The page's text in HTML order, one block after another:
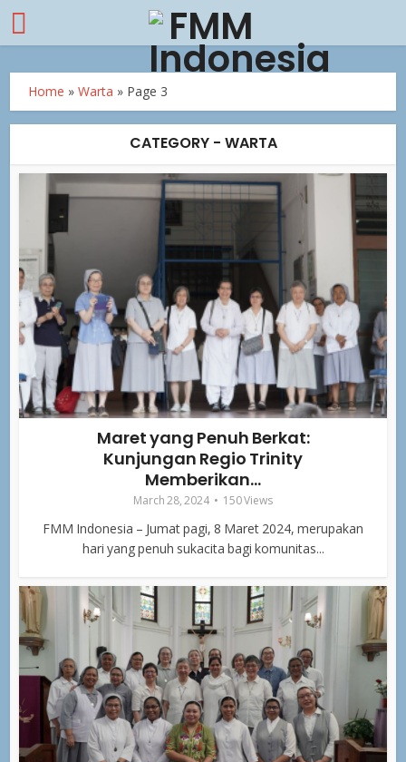
Home »Warta » Page 3
CATEGORY - WARTA
Maret yang Penuh Berkat:
Kunjungan Regio Trinity
Memberikan...
March 28, 2024 150 Views
FMM Indonesia – Jumat pagi, 8 Maret 2024, merupakan
hari yang penuh sukacita bagi komunitas...